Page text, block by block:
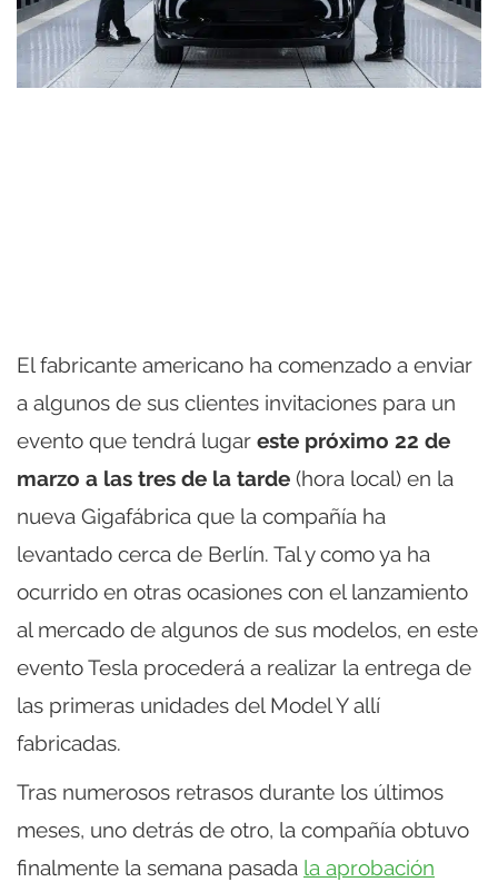
El fabricante americano ha comenzado a enviar
a algunos de sus clientes invitaciones para un
evento que tendrá lugar este próximo 22 de
marzo a las tres de la tarde (hora local) en la
nueva Gigafábrica que la compañía ha
levantado cerca de Berlín. Tal y como ya ha
ocurrido en otras ocasiones con el lanzamiento
al mercado de algunos de sus modelos, en este
evento Tesla procederá a realizar la entrega de
las primeras unidades del Model Y allí
fabricadas.
Tras numerosos retrasos durante los últimos
meses, uno detrás de otro, la compañía obtuvo
finalmente la semana pasada la aprobación